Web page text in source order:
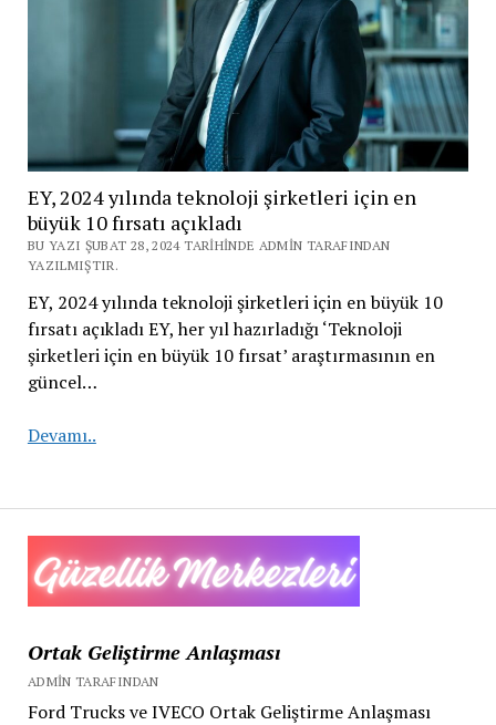
Ortak Geliştirme Anlaşması
ADMIN TARAFINDAN
Ford Trucks ve IVECO Ortak Geliştirme Anlaşması
EY, 2024 yılında teknoloji şirketleri için en
büyük 10 fırsatı açıkladı
BU YAZI ŞUBAT 28, 2024 TARIHINDE ADMIN TARAFINDAN
YAZILMIŞTIR.
EY, 2024 yılında teknoloji şirketleri için en büyük 10
fırsatı açıkladı EY, her yıl hazırladığı ‘Teknoloji
şirketleri için en büyük 10 fırsat’ araştırmasının en
güncel…
Devamı..EY,
teknoloji
şirketleri
için
en
10
fırsatı
açıkladı